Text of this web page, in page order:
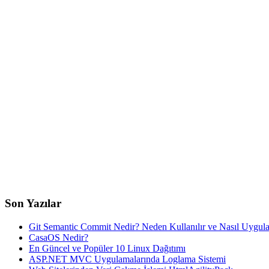
Son Yazılar
Git Semantic Commit Nedir? Neden Kullanılır ve Nasıl
CasaOS Nedir?
En Güncel ve Popüler 10 Linux Dağıtımı
ASP.NET MVC Uygulamalarında Loglama Sistemi